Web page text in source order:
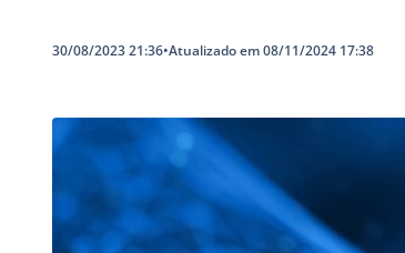
30/08/2023 21:36•Atualizado em 08/11/2024 17:38